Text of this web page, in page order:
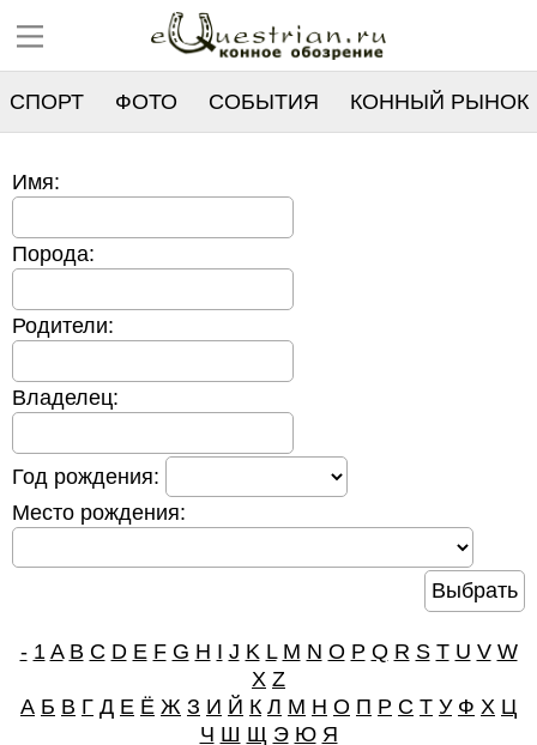
СПОРТ ФОТО СОБЫТИЯ КОННЫЙ РЫНОК
Имя:
Порода:
Родители:
Владелец:
Год рождения:
Место рождения:
- 1 A B C D E F G H I J K L M N O P Q R S T U V W
X Z
А Б В Г Д Е Ё Ж З И Й К Л М Н О П Р С Т У Ф Х Ц
Ч Ш Щ Э Ю Я